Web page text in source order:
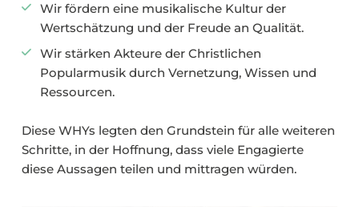
Wir fördern eine musikalische Kultur der
Wertschätzung und der Freude an Qualität.
Wir stärken Akteure der Christlichen
Popularmusik durch Vernetzung, Wissen und
Ressourcen.
Diese WHYs legten den Grundstein für alle weiteren
Schritte, in der Hoffnung, dass viele Engagierte
diese Aussagen teilen und mittragen würden.